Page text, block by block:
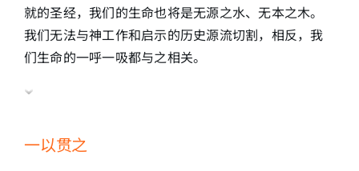
就的圣经，我们的生命也将是无源之水、无本之木。
我们无法与神工作和启示的历史源流切割，相反，我
们生命的一呼一吸都与之相关。
一以贯之